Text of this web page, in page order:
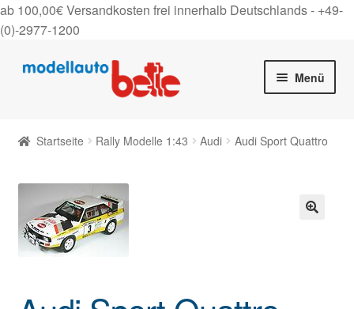
ab 100,00€ Versandkosten frei innerhalb Deutschlands - +49-
(0)-2977-1200
Zur
Zum
Menü
Gutscheine
Über uns
Startseite Rally Modelle 1:43 Audi Audi Sport Quattro